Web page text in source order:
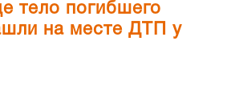
тело погибшего
на месте ДТП у